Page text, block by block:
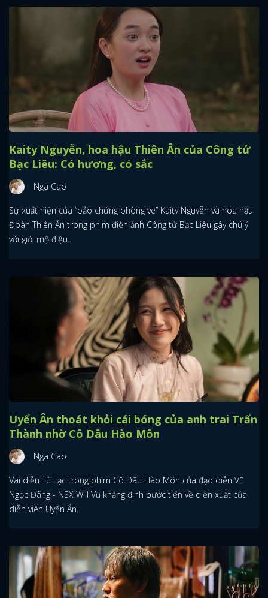
Kaity Nguyễn, hoa hậu Thiên Ân của Công tử
Bạc Liêu: Có hương, có sắc
Nga Cao
Sự xuất hiện của “bảo chứng phòng vé” Kaity Nguyễn và hoa hậu
Đoàn Thiên Ân trong phim điện ảnh Công tử Bạc Liêu gây chú ý
với giới mộ điệu.
Uyển Ân thoát khỏi cái bóng của anh trai Trấn
Thành nhờ Cô Dâu Hào Môn
Nga Cao
Vai diễn Tú Lạc trong phim Cô Dâu Hào Môn của đạo diễn Vũ
Ngọc Đãng - NSX Will Vũ khẳng định bước tiến về diễn xuất của
diễn viên Uyển Ân.